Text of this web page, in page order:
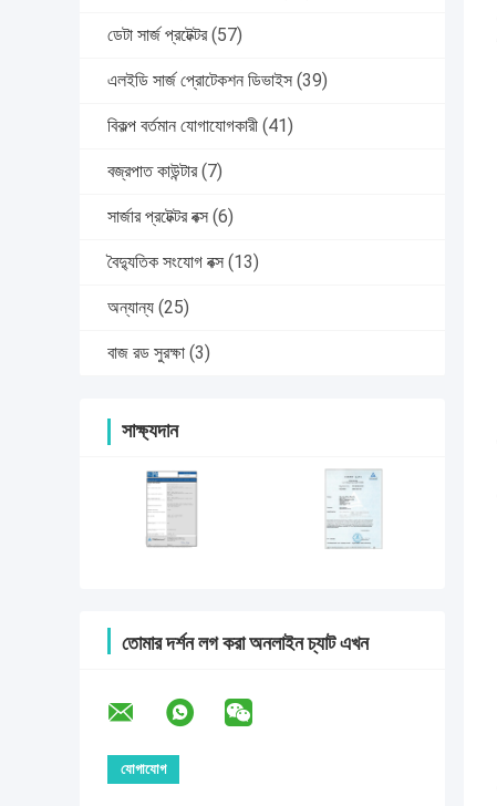
ডেটা সার্জ প্রটেক্টর (57)
এলইডি সার্জ প্রোটেকশন ডিভাইস (39)
বিকল্প বর্তমান যোগাযোগকারী (41)
বজ্রপাত কাউন্টার (7)
সার্জার প্রটেক্টর বক্স (6)
বৈদ্যুতিক সংযোগ বক্স (13)
অন্যান্য (25)
বাজ রড সুরক্ষা (3)
সাক্ষ্যদান
তোমার দর্শন লগ করা অনলাইন চ্যাট এখন